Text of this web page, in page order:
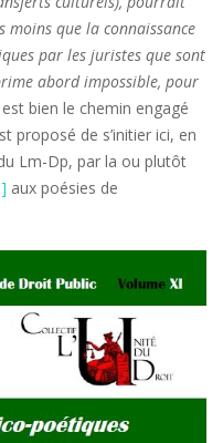
moins que la connaissance
par les juristes que sont
abord impossible, pour
bien le chemin engagé
proposé de s’initier ici, en
Lm-Dp, par la ou plutôt
aux poésies de